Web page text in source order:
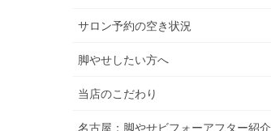
サロン予約の空き状況
脚やせしたい方へ
当店のこだわり
名古屋：脚やせビフォーアフター紹介